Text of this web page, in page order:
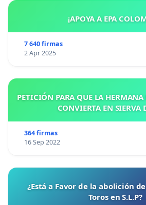
¡APOYA A EPA
7 640 firmas
2 Apr 2025
PETICIÓN PARA QUE LA HERMANA
CONVIERTA EN SIERVA
364 firmas
16 Sep 2022
¿Está a Favor de la abolición
Toros en S.L.P?